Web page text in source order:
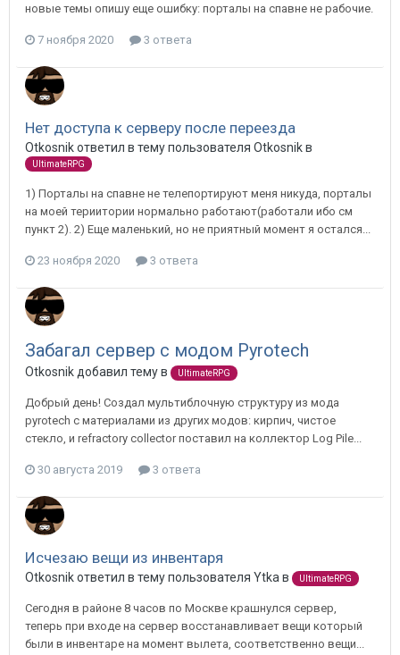
новые темы опишу еще ошибку: порталы на спавне не рабочие.
7 ноября 2020 3 ответа
Нет доступа к серверу после переезда
Otkosnik ответил в тему пользователя Otkosnik в
UltimateRPG
1) Порталы на спавне не телепортируют меня никуда, порталы
на моей териитории нормально работают(работали ибо см
пункт 2). 2) Еще маленький, но не приятный момент я остался...
23 ноября 2020 3 ответа
Забагал сервер с модом Pyrotech
Otkosnik добавил тему в UltimateRPG
Добрый день! Создал мультиблочную структуру из мода
pyrotech с материалами из других модов: кирпич, чистое
стекло, и refractory collector поставил на коллектор Log Pile...
30 августа 2019 3 ответа
Исчезаю вещи из инвентаря
Otkosnik ответил в тему пользователя Ytka в UltimateRPG
Сегодня в районе 8 часов по Москве крашнулся сервер,
теперь при входе на сервер восстанавливает вещи который
были в инвентаре на момент вылета, соответственно вещи...